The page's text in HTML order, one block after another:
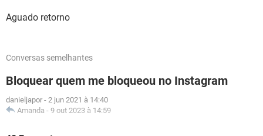
Aguado retorno
Conversas semelhantes
Bloquear quem me bloqueou no Instagram
danieljapor - 2 jun 2021 à 14:40
Amanda - 9 out 2023 à 14:59